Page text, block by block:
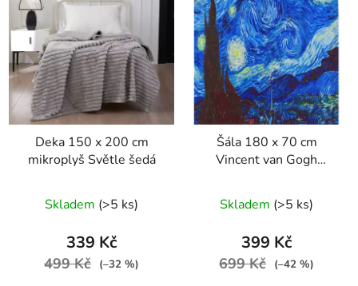
Deka 150 x 200 cm
mikroplyš Světle šedá
Skladem (>5 ks)
339 Kč
499 Kč (–32 %)
Šála 180 x 70 cm
Vincent van Gogh
Skladem (>5 ks)
399 Kč
699 Kč (–42 %)